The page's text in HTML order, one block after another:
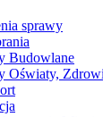
sprawy
Budowlane
Oświaty,